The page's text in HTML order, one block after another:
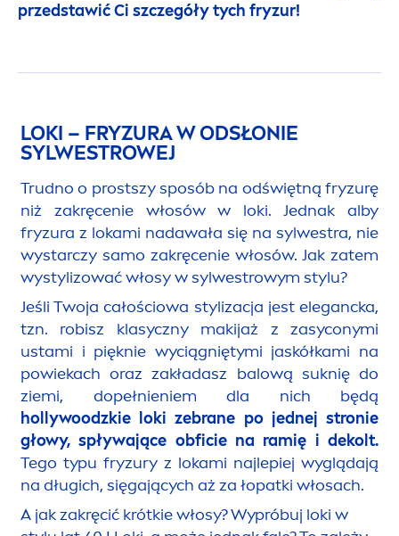
przedstawić Ci szczegóły tych fryzur!
LOKI – FRYZURA W ODSŁONIE
SYLWESTROWEJ
Trudno o prostszy sposób na odświętną fryzurę
niż zakręcenie włosów w loki. Jednak alby
fryzura z lokami nadawała się na sylwestra, nie
wystarczy samo zakręcenie włosów. Jak zatem
wystylizować włosy w sylwestrowym stylu?
Jeśli Twoja całościowa stylizacja jest elegancka,
tzn. robisz klasyczny makijaż z zasyconymi
ustami i pięknie wyciągniętymi jaskółkami na
powiekach oraz zakładasz balową suknię do
ziemi, dopełnieniem dla nich będą
hollywoodzkie loki zebrane po jednej stronie
głowy, spływające obficie na ramię i dekolt.
Tego typu fryzury z lokami najlepiej wyglądają
na długich, sięgających aż za łopatki włosach.
A jak zakręcić krótkie włosy? Wypróbuj loki w